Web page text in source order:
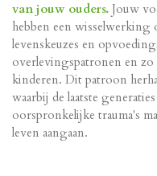
van jouw ouders. Jouw
hebben een wisselwerking
levenskeuzes en
overlevingspatronen en
kinderen. Dit patroon
waarbij de laatste
oorspronkelijke trauma's
leven aangaan.